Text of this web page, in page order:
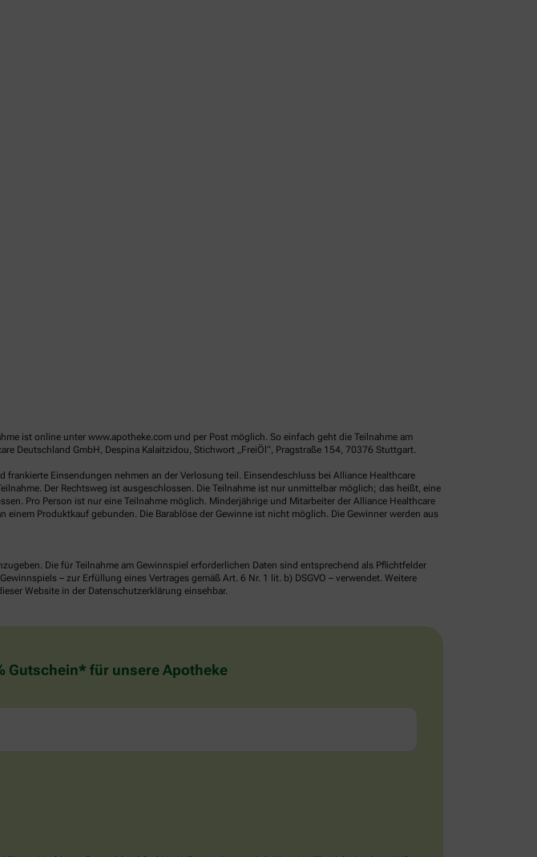
ist online unter www.apotheke.com und per Post möglich. So einfach geht die Teilnahme am
Deutschland GmbH, Despina Kalaitzidou, Stichwort „FreiÖl“, Pragstraße 154, 70376 Stuttgart.
Einsendungen nehmen an der Verlosung teil. Einsendeschluss bei Alliance Healthcare
Der Rechtsweg ist ausgeschlossen. Die Teilnahme ist nur unmittelbar möglich; das heißt, eine
Pro Person ist nur eine Teilnahme möglich. Minderjährige und Mitarbeiter der Alliance Healthcare
Produktkauf gebunden. Die Barablöse der Gewinne ist nicht möglich. Die Gewinner werden aus
Die für Teilnahme am Gewinnspiel erforderlichen Daten sind entsprechend als Pflichtfelder
– zur Erfüllung eines Vertrages gemäß Art. 6 Nr. 1 lit. b) DSGVO – verwendet. Weitere
Website in der Datenschutzerklärung einsehbar.
Gutschein* für unsere Apotheke